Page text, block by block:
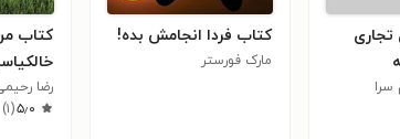
سرا
کتاب فردا انجامش بده!
مارک فورستر
کتاب
رضا
۵٫۰(۱)